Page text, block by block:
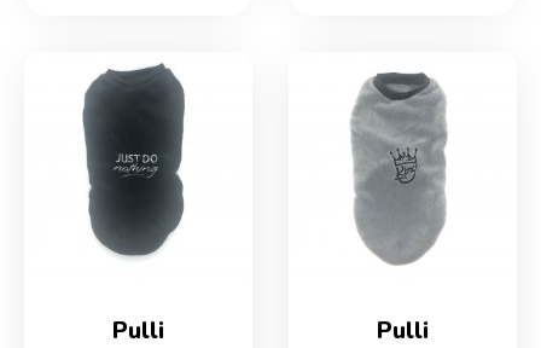
Pulli Pulli